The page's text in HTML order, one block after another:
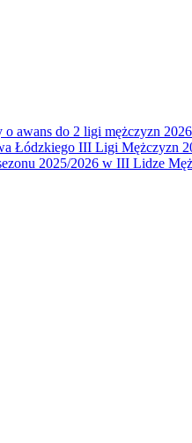
o awans do 2 ligi mężczyzn 2026
Łódzkiego III Ligi Mężczyzn
2025/2026 w III Lidze